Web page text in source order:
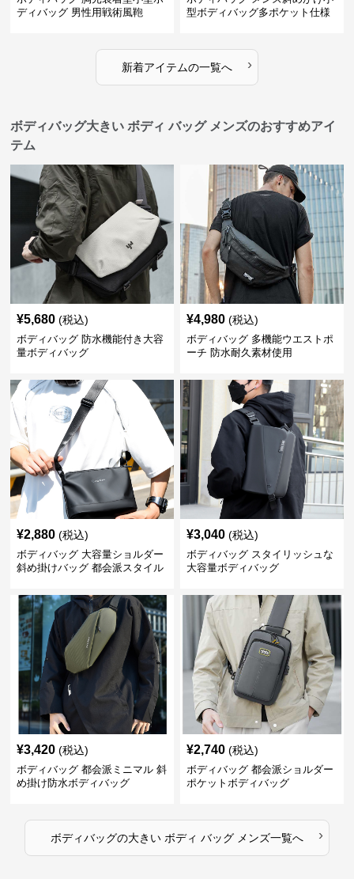
ディバッグ 男性用戦術風鞄
型ボディバッグ多ポケット仕様
新着アイテムの一覧へ ›
ボディバッグ大きい ボディ バッグ メンズのおすすめアイ
テム
¥5,680 (税込)
ボディバッグ 防水機能付き大容
量ボディバッグ
¥4,980 (税込)
ボディバッグ 多機能ウエストポ
ーチ 防水耐久素材使用
¥2,880 (税込)
ボディバッグ 大容量ショルダー
斜め掛けバッグ 都会派スタイル
¥3,040 (税込)
ボディバッグ スタイリッシュな
大容量ボディバッグ
¥3,420 (税込)
ボディバッグ 都会派ミニマル 斜
め掛け防水ボディバッグ
¥2,740 (税込)
ボディバッグ 都会派ショルダー
ポケットボディバッグ
ボディバッグの大きい ボディ バッグ メンズ一覧へ ›